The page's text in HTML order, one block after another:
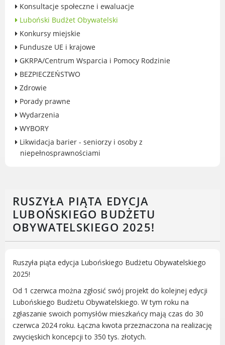
MIASTO LUBOŃ
Władze Miasta
Przemysłowej
Śladami historii Lubonia
Kultura
Komenda Straży Miejskiej Miasta
LOSiR
Serwisy mapowe
Informator Miasta Luboń
Ogłoszenia o pracę
Luboniu
RADA MIASTA LUBOŃ
Portal Mieszkańca. Aktualne informacje
RUSZYŁA PIĄTA EDYCJA
LUBOŃSKIEGO BUDŻETU
OBYWATELSKIEGO 2025!
Ruszyła piąta edycja Lubońskiego Budżetu Obywatelskiego
2025!
Od 1 czerwca można zgłosić swój projekt do kolejnej edycji
Lubońskiego Budżetu Obywatelskiego. W tym roku na
zgłaszanie swoich pomysłów mieszkańcy mają czas do 30
czerwca 2024 roku. Łączna kwota przeznaczona na realizację
zwycięskich koncepcji to 350 tys. złotych.
Konsultacje społeczne i ewaluacje
Luboński Budżet Obywatelski
Konkursy miejskie
Fundusze UE i krajowe
GKRPA/Centrum Wsparcia i Pomocy Rodzinie
BEZPIECZEŃSTWO
Zdrowie
Porady prawne
Wydarzenia
WYBORY
Likwidacja barier - seniorzy i osoby z
niepełnosprawnościami